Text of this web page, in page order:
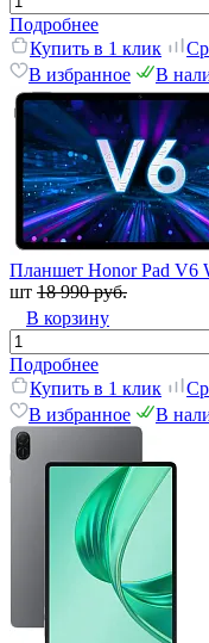
Подробнее
Купить в 1 клик
В избранное
В
Планшет Honor Pad V6
шт 18 990 руб.
В корзину
Подробнее
Купить в 1 клик
В избранное
В